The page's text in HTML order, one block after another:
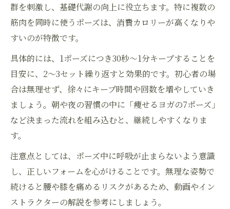
群を刺激し、基礎代謝の向上に役立ちます。特に複数の
筋肉を同時に使うポーズは、消費カロリーが高くなりや
すいのが特徴です。
具体的には、1ポーズにつき30秒〜1分キープすることを
目安に、2〜3セット繰り返すと効果的です。初心者の場
合は無理せず、徐々にキープ時間や回数を増やしていき
ましょう。朝や夜の習慣の中に「痩せるヨガの7ポーズ」
など決まった流れを組み込むと、継続しやすくなりま
す。
注意点としては、ポーズ中に呼吸が止まらないよう意識
し、正しいフォームを心がけることです。無理な姿勢で
続けると腰や膝を痛めるリスクがあるため、動画やイン
ストラクターの解説を参考にしましょう。